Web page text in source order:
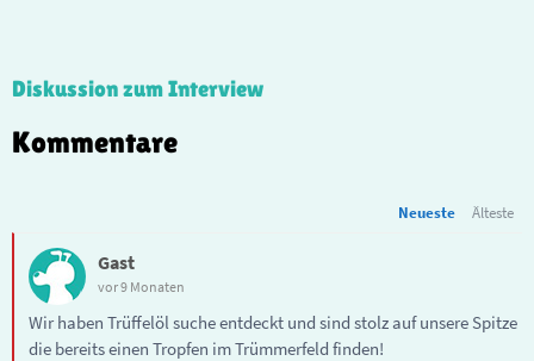
Diskussion zum Interview
Kommentare
Neueste Älteste
Gast
vor 9 Monaten
Wir haben Trüffelöl suche entdeckt und sind stolz auf unsere Spitze
die bereits einen Tropfen im Trümmerfeld finden!